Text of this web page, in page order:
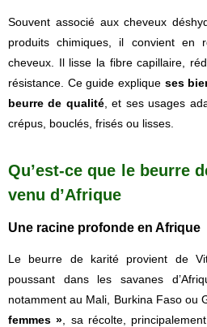
Souvent associé aux cheveux
produits chimiques, il convient
cheveux. Il lisse la fibre capillaire,
résistance. Ce guide explique ses
beurre de qualité, et ses usages
crépus, bouclés, frisés ou lisses.
Qu’est-ce que le beurre
venu d’Afrique
Une racine profonde en Afrique
Le beurre de karité provient de
poussant dans les savanes
notamment au Mali, Burkina Faso ou
femmes » , sa récolte,